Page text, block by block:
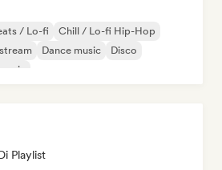
/ Lo-fi
Chill / Lo-fi Hip-Hop
Dance music
Disco
Playlist